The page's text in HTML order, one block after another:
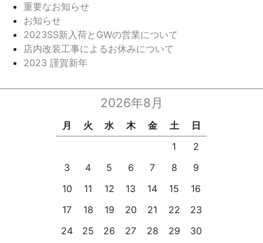
重要なお知らせ
お知らせ
2023SS新入荷とGWの営業について
店内改装工事によるお休みについて
2023 謹賀新年
2026年8月
月 火 水 木 金 土
日
1
2
3
4 5 6 7 8
9
10
11 12 13 14 15
16
17
18 19 20 21 22
23
24
25 26 27 28 29
30